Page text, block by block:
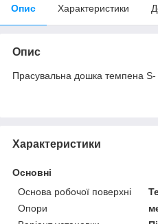
Опис Характеристики
Опис
Прасувальна дошка темпена S-
Характеристики
Основні
Основа робочої поверхні
Опори